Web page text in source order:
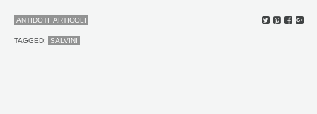
ANTIDOTI ARTICOLI
TAGGED: SALVINI